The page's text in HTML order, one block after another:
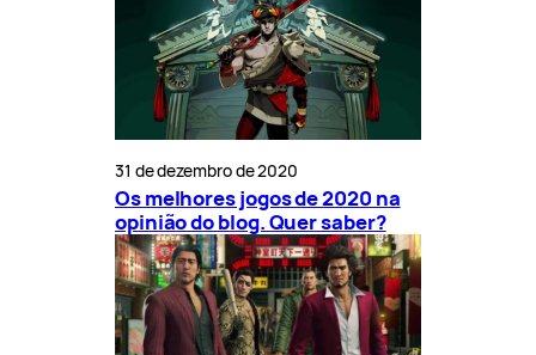
31 de dezembro de 2020
Os melhores jogos de 2020 na
opinião do blog. Quer saber?